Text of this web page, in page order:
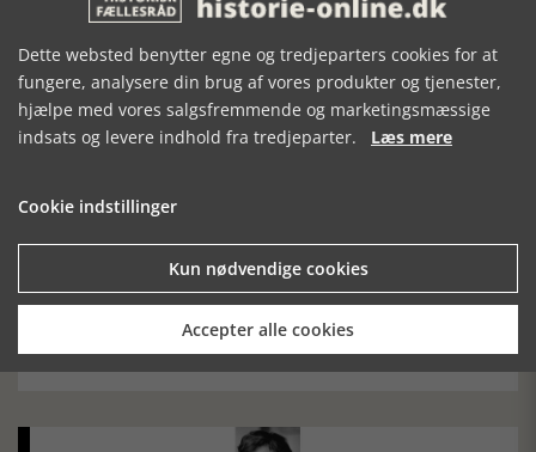
Historiens Aktører 79 - John Reed
Ole Mortensøn fortæller om den amerikanske journalist
TV-tips, uge 32, 2026
Dette websted benytter egne og tredjeparters cookies for at
fungere, analysere din brug af vores produkter og tjenester,
hjælpe med vores salgsfremmende og marketingsmæssige
indsats og levere indhold fra tredjeparter. Læs mere
Cookie indstillinger
Kun nødvendige cookies
Accepter alle cookies